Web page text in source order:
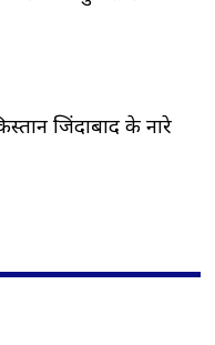
जिंदाबाद के नारे